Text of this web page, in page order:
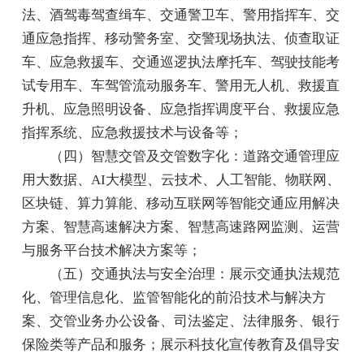
法、酒驾毒驾查缉车、交通警卫车、警用指挥车、交
通应急指挥、移动警务室、交警现场执法、侦查取证
车、应急救援车、交通巡逻执法摩托车、驾驶技能考
试专用车、车驾管流动服务车、警用无人机、救援直
升机、应急照明设备、应急指挥调度平台、救援应急
指挥系统、应急救援技术与设备等；
（四）智慧交管及交管数字化：道路交通管理应
用大数据、AI大模型、云技术、人工智能、物联网、
区块链、算力算能、移动互联网等智能交通应用解决
方案、智慧高速解决方案、智慧高速路网监测、运营
与服务平台技术解决方案等；
（五）交通执法与安全治理：展示交通执法规范
化、管理信息化、监管智能化的前沿技术与解决方
案、交管业务办公设备、司法鉴定、法律服务、银行
保险类等产品和服务；展示科技化宣传教育及倡导安